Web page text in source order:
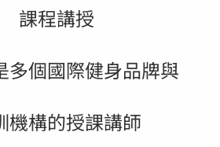
課程講授
多個國際健身品牌與
機構的授課講師